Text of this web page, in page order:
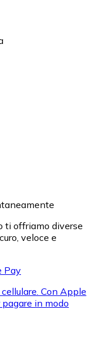
ti offriamo diverse
veloce e
Pay
Con Apple
in modo